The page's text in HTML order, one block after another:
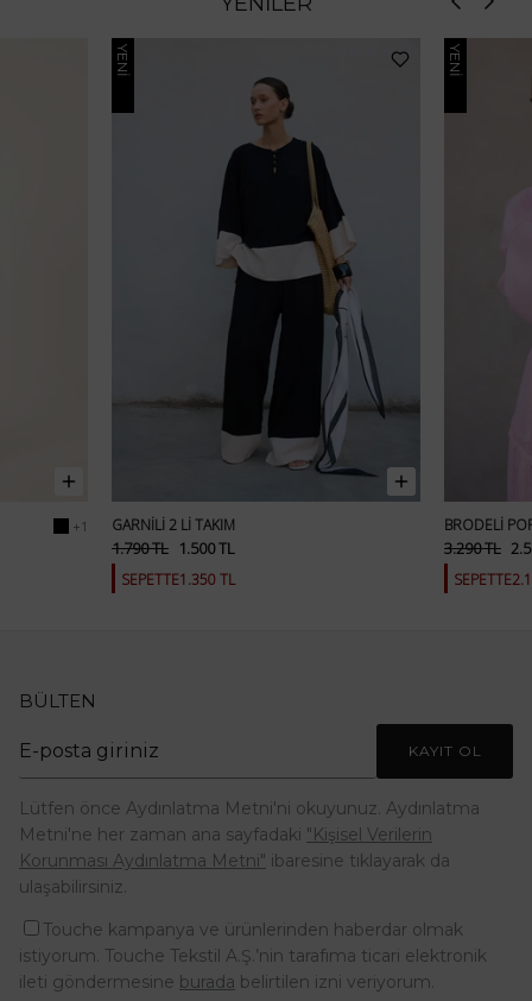
+1
YENİ
GARNİLİ 2 Lİ TAKIM
1.790 TL 1.500 TL
1.350 TL
SEPETTE
YENİ
BRODELİ
3.290 TL
SEPETTE
BÜLTEN
KAYIT OL
Lütfen önce Aydınlatma Metni'ni okuyunuz. Aydınlatma
Metni'ne her zaman ana sayfadaki "Kişisel Verilerin
Korunması Aydınlatma Metni" ibaresine tıklayarak da
ulaşabilirsiniz.
Touche kampanya ve ürünlerinden haberdar olmak
istiyorum. Touche Tekstil A.Ş.’nin tarafıma ticari elektronik
ileti göndermesine burada belirtilen izni veriyorum.